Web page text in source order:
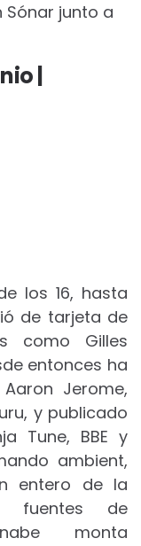
Sónar junto a
|
los 16, hasta
de tarjeta de
como Gilles
entonces ha
Jerome,
y publicado
Tune, BBE y
ambient,
entero de la
fuentes de
monta